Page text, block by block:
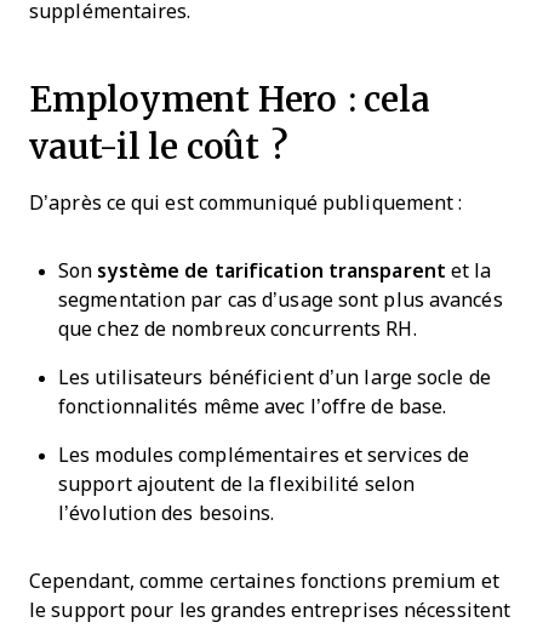
supplémentaires.
Employment Hero : cela
vaut-il le coût ?
D’après ce qui est communiqué publiquement :
Son système de tarification transparent et la
segmentation par cas d’usage sont plus avancés
que chez de nombreux concurrents RH.
Les utilisateurs bénéficient d’un large socle de
fonctionnalités même avec l’offre de base.
Les modules complémentaires et services de
support ajoutent de la flexibilité selon
l’évolution des besoins.
Cependant, comme certaines fonctions premium et
le support pour les grandes entreprises nécessitent